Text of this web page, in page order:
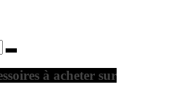
à acheter sur